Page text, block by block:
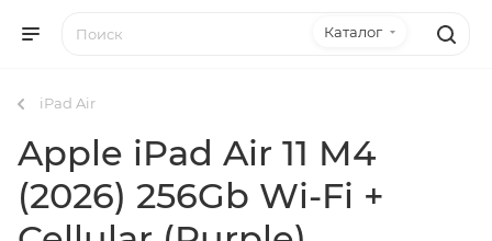
Каталог
iPad Air
Apple iPad Air 11 M4
(2026) 256Gb Wi-Fi +